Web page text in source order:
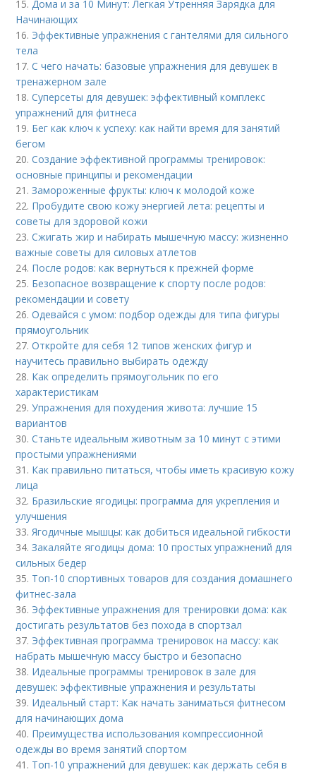
15. Дома и за 10 Минут: Легкая Утренняя Зарядка для
Начинающих
16. Эффективные упражнения с гантелями для сильного
тела
17.С чего начать: базовые упражнения для девушек в
тренажерном зале
18.Суперсеты для девушек: эффективный комплекс
упражнений для фитнеса
19. Бег как ключ к успеху: как найти время для занятий
бегом
20.Создание эффективной программы тренировок:
основные принципы и рекомендации
21.Замороженные фрукты: ключ к молодой коже
22. Пробудите свою кожу энергией лета: рецепты и
советы для здоровой кожи
23.Сжигать жир и набирать мышечную массу: жизненно
важные советы для силовых атлетов
24. После родов: как вернуться к прежней форме
25. Безопасное возвращение к спорту после родов:
рекомендации и совету
26.Одевайся с умом: подбор одежды для типа фигуры
прямоугольник
27.Откройте для себя 12 типов женских фигур и
научитесь правильно выбирать одежду
28. Как определить прямоугольник по его
характеристикам
29.Упражнения для похудения живота: лучшие 15
вариантов
30.Станьте идеальным животным за 10 минут с этими
простыми упражнениями
31. Как правильно питаться, чтобы иметь красивую кожу
лица
32. Бразильские ягодицы: программа для укрепления и
улучшения
33. Ягодичные мышцы: как добиться идеальной гибкости
34.Закаляйте ягодицы дома: 10 простых упражнений для
сильных бедер
35. Топ-10 спортивных товаров для создания домашнего
фитнес-зала
36. Эффективные упражнения для тренировки дома: как
достигать результатов без похода в спортзал
37. Эффективная программа тренировок на массу: как
набрать мышечную массу быстро и безопасно
38. Идеальные программы тренировок в зале для
девушек: эффективные упражнения и результаты
39. Идеальный старт: Как начать заниматься фитнесом
для начинающих дома
40. Преимущества использования компрессионной
одежды во время занятий спортом
41. Топ-10 упражнений для девушек: как держать себя в